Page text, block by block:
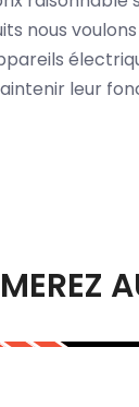
nous
leur